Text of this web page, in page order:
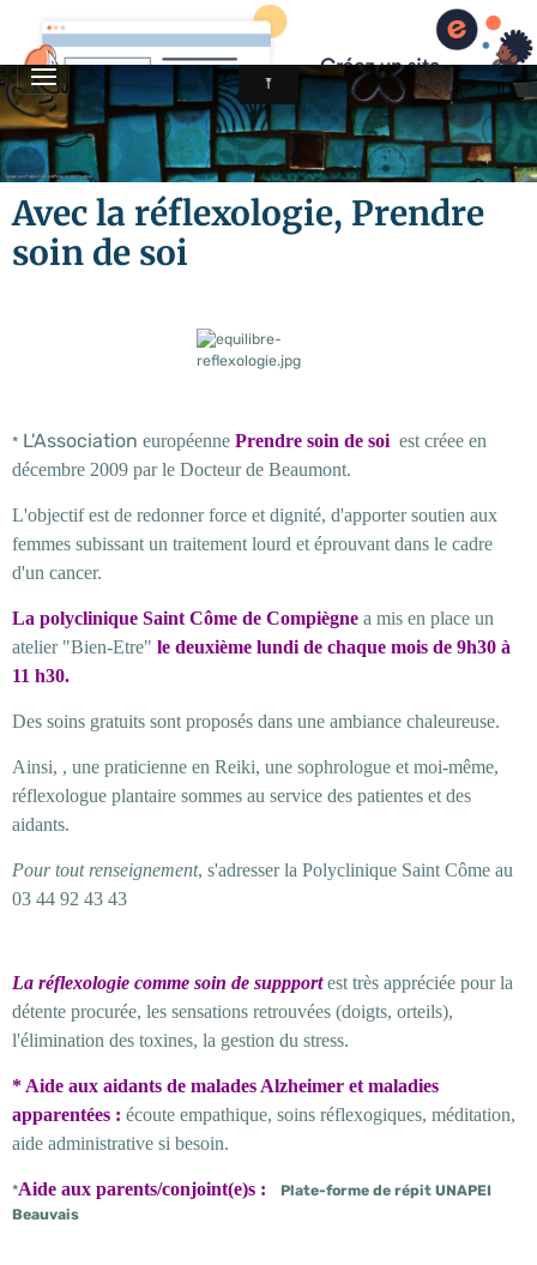
Chrystelle Deneux, réflexologue plantaire
Avec la réflexologie, Prendre
soin de soi
* L'Association européenne Prendre soin de soi est créee en
décembre 2009 par le Docteur de Beaumont.
L'objectif est de redonner force et dignité, d'apporter soutien aux
femmes subissant un traitement lourd et éprouvant dans le cadre
d'un cancer.
La polyclinique Saint Côme de Compiègne a mis en place un
atelier "Bien-Etre" le deuxième lundi de chaque mois de 9h30 à
11 h30.
Des soins gratuits sont proposés dans une ambiance chaleureuse.
Ainsi, , une praticienne en Reiki, une sophrologue et moi-même,
réflexologue plantaire sommes au service des patientes et des
aidants.
Pour tout renseignement, s'adresser la Polyclinique Saint Côme au
03 44 92 43 43
La réflexologie comme soin de suppport est très appréciée pour la
détente procurée, les sensations retrouvées (doigts, orteils),
l'élimination des toxines, la gestion du stress.
* Aide aux aidants de malades Alzheimer et maladies
apparentées : écoute empathique, soins réflexogiques, méditation,
aide administrative si besoin.
*Aide aux parents/conjoint(e)s :
Plate-forme de répit UNAPEI
Beauvais